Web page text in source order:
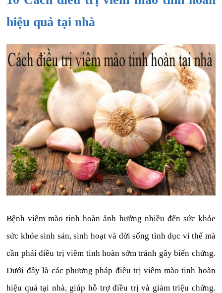
hiệu quả tại nhà
Bệnh viêm mào tinh hoàn ảnh hưởng nhiều đến sức khỏe
sức khỏe sinh sản, sinh hoạt và đời sống tình dục vì thế mà
cần phải điều trị viêm tinh hoàn sớm tránh gây biến chứng.
Dưới đây là các phương pháp điều trị viêm mào tinh hoàn
hiệu quả tại nhà, giúp hỗ trợ điều trị và giảm triệu chứng.